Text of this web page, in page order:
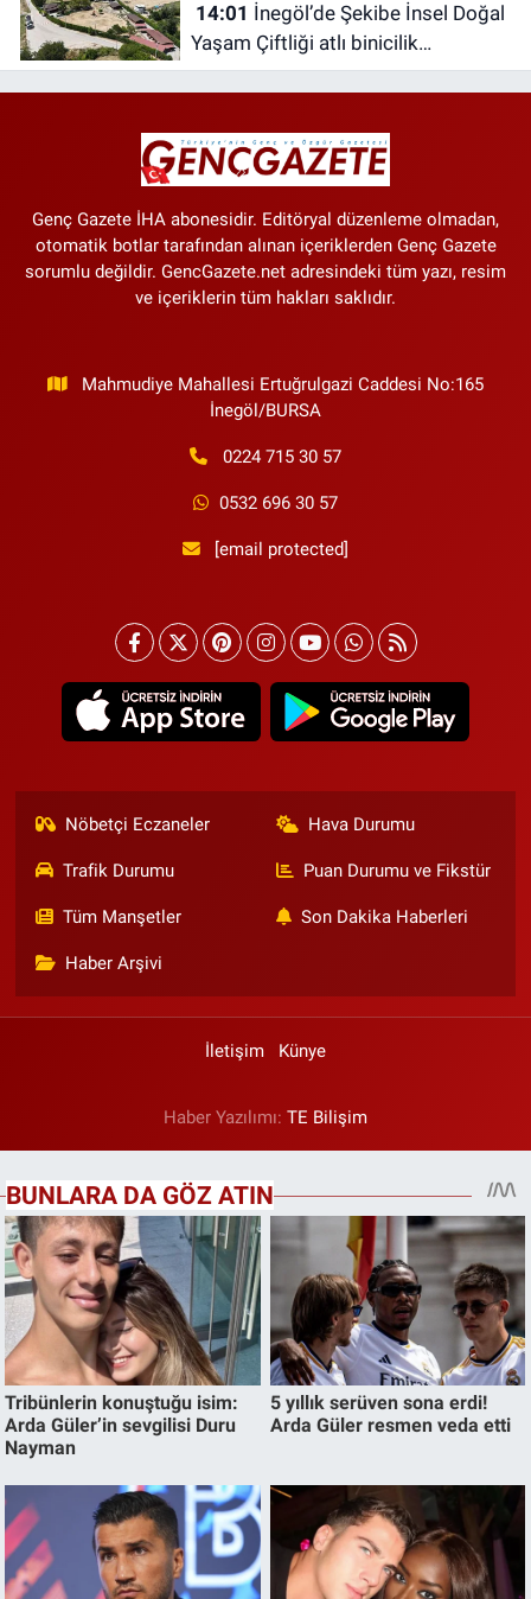
14:01
Yaşam Çiftliği atlı binicilik
merkezine dönüşüyor
Genç Gazete İHA abonesidir. Editöryal düzenleme olmadan,
otomatik botlar tarafından alınan içeriklerden Genç Gazete
sorumlu değildir. GencGazete.net adresindeki tüm yazı, resim
ve içeriklerin tüm hakları saklıdır.
Mahmudiye Mahallesi Ertuğrulgazi Caddesi No:165
İnegöl/BURSA
0224 715 30 57
0532 696 30 57
[email protected]
Nöbetçi Eczaneler Hava Durumu
Trafik Durumu Puan Durumu ve Fikstür
Tüm Manşetler Son Dakika Haberleri
Haber Arşivi
İletişim Künye
Haber Yazılımı: TE Bilişim